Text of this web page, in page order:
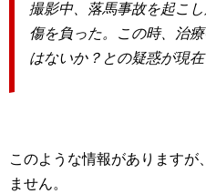
撮影中、落馬事故を起こ
傷を負った。この時、治
はないか？との疑惑が現在
このような情報がありますが
ません。